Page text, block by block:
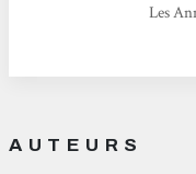
Les
AUTEURS